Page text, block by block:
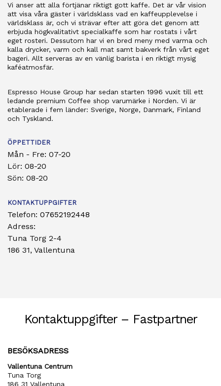
Vi anser att alla förtjänar riktigt gott kaffe. Det är vår vision
att visa våra gäster i världsklass vad en kaffeupplevelse i
världsklass är, och vi strävar efter att göra det genom att
erbjuda högkvalitativt specialkaffe som har rostats i vårt
eget rosteri. Dessutom har vi en bred meny med varma och
kalla drycker, varm och kall mat samt bakverk från vårt eget
bageri. Allt serveras av en vänlig barista i en riktigt mysig
kaféatmosfär.
Espresso House Group har sedan starten 1996 vuxit till ett
ledande premium Coffee shop varumärke i Norden. Vi är
etablerade i fem länder: Sverige, Norge, Danmark, Finland
och Tyskland.
ÖPPETTIDER
Mån - Fre: 07-20
Lör: 08-20
Sön: 08-20
KONTAKTUPPGIFTER
Telefon: 07652192448
Adress:
Tuna Torg 2-4
186 31, Vallentuna
Kontaktuppgifter – Fastpartner
BESÖKSADRESS
Vallentuna Centrum
Tuna Torg
186 31 Vallentuna